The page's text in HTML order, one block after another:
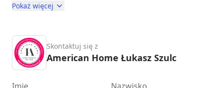
Pokaż więcej
Skontaktuj się z
American Home Łukasz Szulc